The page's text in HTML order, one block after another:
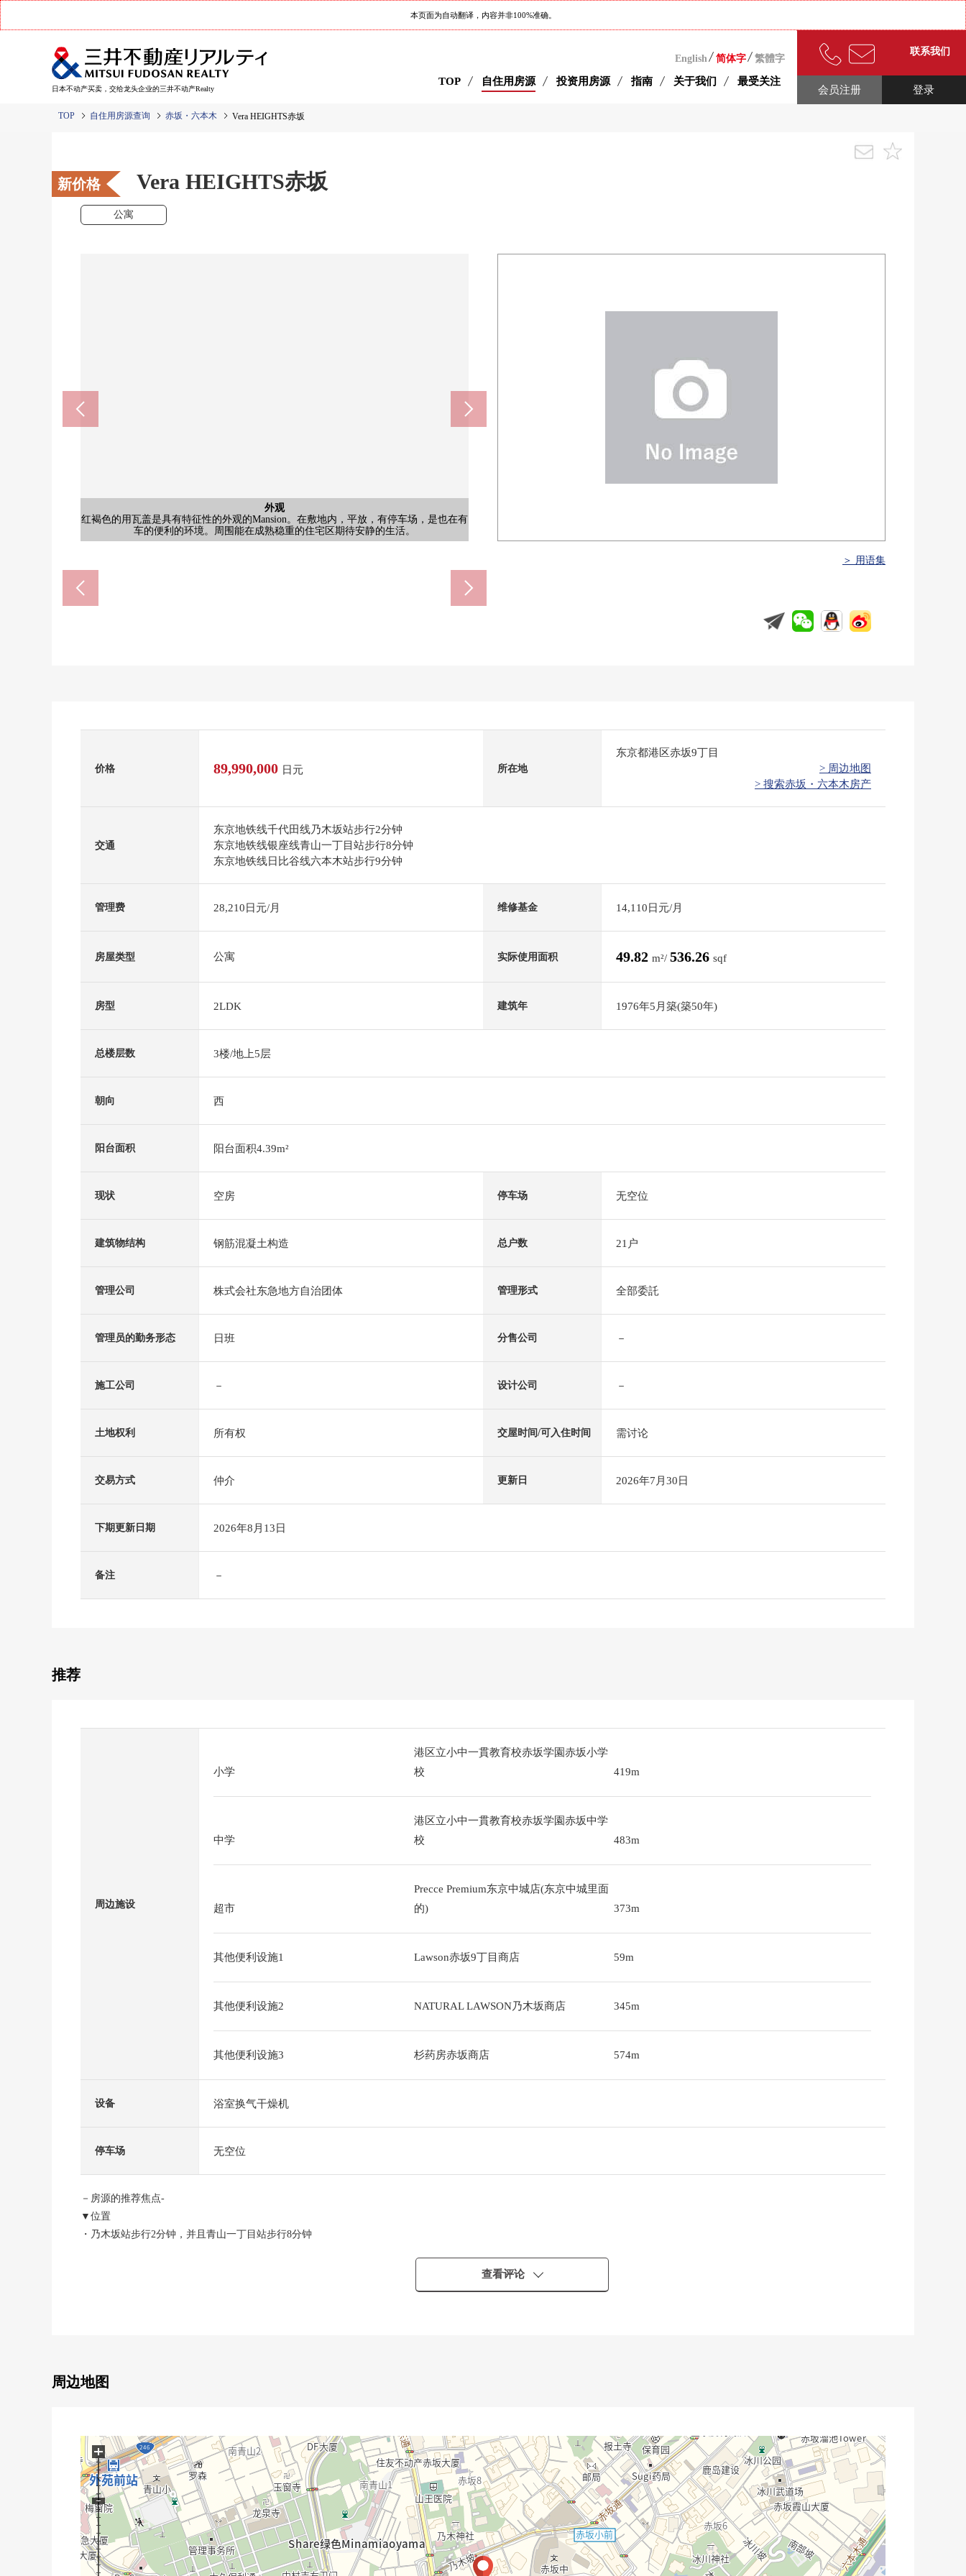
本页面为自动翻译，内容并非100%准确。
日本不动产买卖，交给龙头企业的三井不动产Realty
English 简体字 繁體字
TOP 自住用房源 投资用房源 指南 关于我们 最受关注
联系我们
登录
会员注册
TOP 自住用房源查询 赤坂・六本木 Vera HEIGHTS赤坂
新价格 Vera HEIGHTS赤坂
公寓
外观
红褐色的用瓦盖是具有特征性的外观的Mansion。在敷地内，平放，有停车场，是也在有
车的便利的环境。周围能在成熟稳重的住宅区期待安静的生活。
外观
红褐色的瓷砖貼riga是具有特征性的外观的Mansion。在各入口的前面，有种植，停车位
也被确保。周围是成熟稳重的住宅区，并且感到安静的环境。
Precce Premium东京中城店(东京中城里面的)(约373m)
Mybasket青山一丁目商店(约763m)
Lawson赤坂9丁目商店(约59m)
NATURAL LAWSON乃木坂商店(约345m)
杉药房赤坂商店(约574m)
港区立小中连贯教育校赤坂学校赤坂小学(约419m)
港区立小中连贯教育校赤坂学校赤坂中学(约483m)
乃木坂站(东京地铁线千代田线)(约138m)
六本木站(都营地下铁大江户线)(约643m)
＞ 用语集
价格 89,990,000 日元 所在地
东京都港区赤坂9丁目
> 周边地图
> 搜索赤坂・六本木房产
交通
东京地铁线千代田线乃木坂站步行2分钟
东京地铁线银座线青山一丁目站步行8分钟
东京地铁线日比谷线六本木站步行9分钟
管理费 28,210日元/月 维修基金 14,110日元/月
房屋类型 公寓 实际使用面积 49.82 m²/ 536.26 sqf
房型 2LDK 建筑年 1976年5月築(築50年)
总楼层数 3楼/地上5层
朝向 西
阳台面积 阳台面积4.39m²
现状 空房 停车场 无空位
建筑物结构 钢筋混凝土构造 总户数 21户
管理公司 株式会社东急地方自治团体 管理形式 全部委託
管理员的勤务形态 日班 分售公司 －
施工公司 － 设计公司 －
土地权利 所有权 交屋时间/可入住时间 需讨论
交易方式 仲介 更新日 2026年7月30日
下期更新日期 2026年8月13日
备注 －
推荐
周边施设
小学
港区立小中一貫教育校赤坂学園赤坂小学
校
419m
中学
港区立小中一貫教育校赤坂学園赤坂中学
校
483m
超市
Precce Premium东京中城店(东京中城里面
的)
373m
其他便利设施1 Lawson赤坂9丁目商店 59m
其他便利设施2 NATURAL LAWSON乃木坂商店 345m
其他便利设施3 杉药房赤坂商店 574m
设备 浴室换气干燥机
停车场 无空位
－房源的推荐焦点-
▼位置
・乃木坂站步行2分钟，并且青山一丁目站步行8分钟
・用防盗门以及监视照相机设置放心
▼房间的特徴
・在边角房有所有房间采光，通风明亮地良好
・在客厅，在2LDK的房型有适合西北的窗
・两个日式房间用适合南、北的窗定下来的空间
・在厨房，有洗碗机，并且，在浴室，换气干燥暖气时机附带
・阳台向东，眺望的良好度(依据天气好坏)
查看评论
周边地图
+